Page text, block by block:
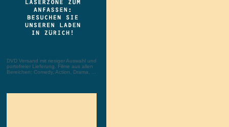
DVD Versand mit riesiger Auswahl und
portofreier Lieferung. Filme aus allen
Bereichen: Comedy, Action, Drama, ...